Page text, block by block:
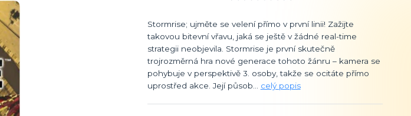
Stormrise; ujměte se velení přímo v první linii! Zažijte
takovou bitevní vřavu, jaká se ještě v žádné real-time
strategii neobjevila. Stormrise je první skutečně
trojrozměrná hra nové generace tohoto žánru – kamera se
pohybuje v perspektivě 3. osoby, takže se ocitáte přímo
uprostřed akce. Její působ... celý popis